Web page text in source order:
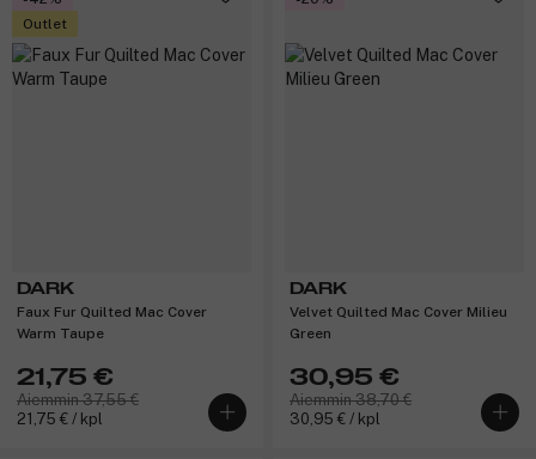
Outlet
DARK
Faux Fur Quilted Mac Cover
Warm Taupe
21,75 €
Aiemmin 37,55 €
21,75 € / kpl
DARK
Velvet Quilted Mac Cover Milieu
Green
30,95 €
Aiemmin 38,70 €
30,95 € / kpl